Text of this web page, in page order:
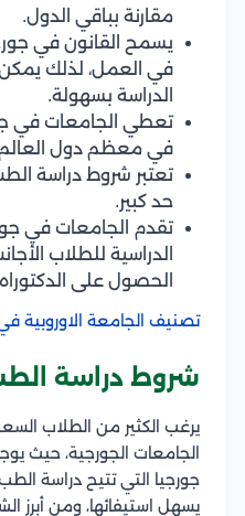
مقارنة بباقي الدول.
يسمح القانون في
في العمل، لذلك
الدراسة بسهولة.
تعطي الجامعات في
في معظم دول
تعتبر شروط دراسة
حد كبير.
تقدم الجامعات في
الدراسية للطلاب
الحصول على
تصنيف الجامعة الاوروبية
شروط دراسة
يرغب الكثير من الطلاب
الجامعات الجورجية، حيث
جورجيا التي تتيح دراسة
يسهل استيفائها، ومن أبرز